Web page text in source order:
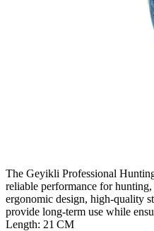
The Geyikli Professional
reliable performance for
ergonomic design, high‑quality
provide long‑term use while
Length: 21 CM